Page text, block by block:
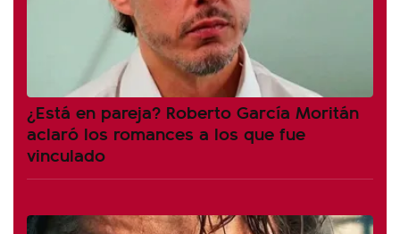
¿Está en pareja? Roberto García Moritán
aclaró los romances a los que fue
vinculado